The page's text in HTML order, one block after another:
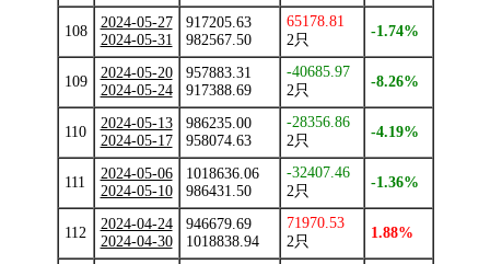
108
2024-05-27
2024-05-31
917205.63
982567.50
65178.81
2只
-1.74%
109
2024-05-20
2024-05-24
957883.31
917388.69
-40685.97
2只
-8.26%
110
2024-05-13
2024-05-17
986235.00
958074.63
-28356.86
2只
-4.19%
111
2024-05-06
2024-05-10
1018636.06
986431.50
-32407.46
2只
-1.36%
112
2024-04-24
2024-04-30
946679.69
1018838.94
71970.53
2只
1.88%